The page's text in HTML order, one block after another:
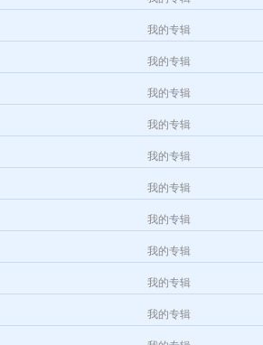
我的专辑
我的专辑
我的专辑
我的专辑
我的专辑
我的专辑
我的专辑
我的专辑
我的专辑
我的专辑